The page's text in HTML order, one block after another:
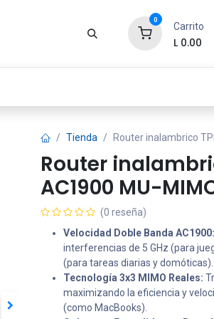
0
Carrito
L 0.00
Tienda Router inalambrico
Router
AC1900 MU-
(0 reseña)
Velocidad Doble Banda AC1900:
interferencias de 5 GHz (para
(para tareas diarias y domóticas).
Tecnología 3x3 MIMO Reales:
maximizando la eficiencia y
(como MacBooks).